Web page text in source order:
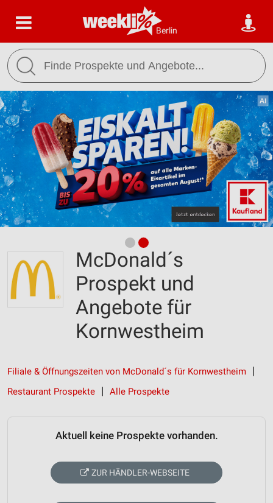
Berlin
McDonald´s
Prospekt und
Angebote für
Kornwestheim
Filiale & Öffnungszeiten von McDonald´s für Kornwestheim
Restaurant Prospekte
Alle Prospekte
Aktuell keine Prospekte vorhanden.
ZUR HÄNDLER-WEBSEITE